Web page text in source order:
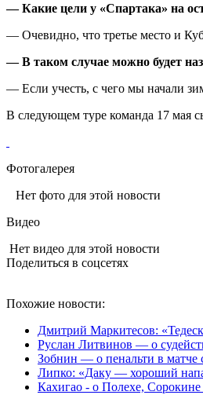
— Какие цели у «Спартака» на
— Очевидно, что третье место и
— В таком случае можно будет
— Если учесть, с чего мы начали
В следующем туре команда 17 мая
Фотогалерея
Нет фото для этой новости
Видео
Нет видео для этой новости
Поделиться в соцсетях
Похожие новости:
Дмитрий Маркитесов:
Руслан Литвинов — о
Зобнин — о пенальти в матче
Липко: «Даку — хороший
Кахигао - о Полехе,